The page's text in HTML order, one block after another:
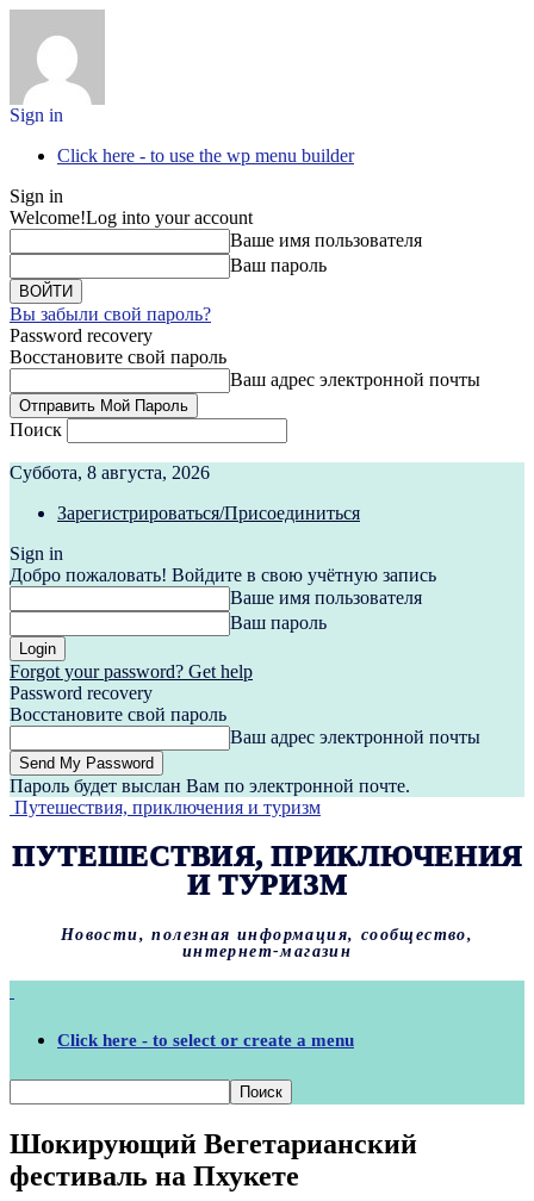
Sign in
Click here - to use the wp menu builder
Sign in
Welcome!Log into your account
Ваше имя пользователя
Ваш пароль
Вы забыли свой пароль?
Password recovery
Восстановите свой пароль
Ваш адрес электронной почты
Поиск
Суббота, 8 августа, 2026
Зарегистрироваться/Присоединиться
Sign in
Добро пожаловать! Войдите в свою учётную запись
Ваше имя пользователя
Ваш пароль
Forgot your password? Get help
Password recovery
Восстановите свой пароль
Ваш адрес электронной почты
Пароль будет выслан Вам по электронной почте.
Путешествия, приключения и туризм
ПУТЕШЕСТВИЯ, ПРИКЛЮЧЕНИЯ
И ТУРИЗМ
Новости, полезная информация, сообщество,
интернет-магазин
Click here - to select or create a menu
Шокирующий Вегетарианский
фестиваль на Пхукете